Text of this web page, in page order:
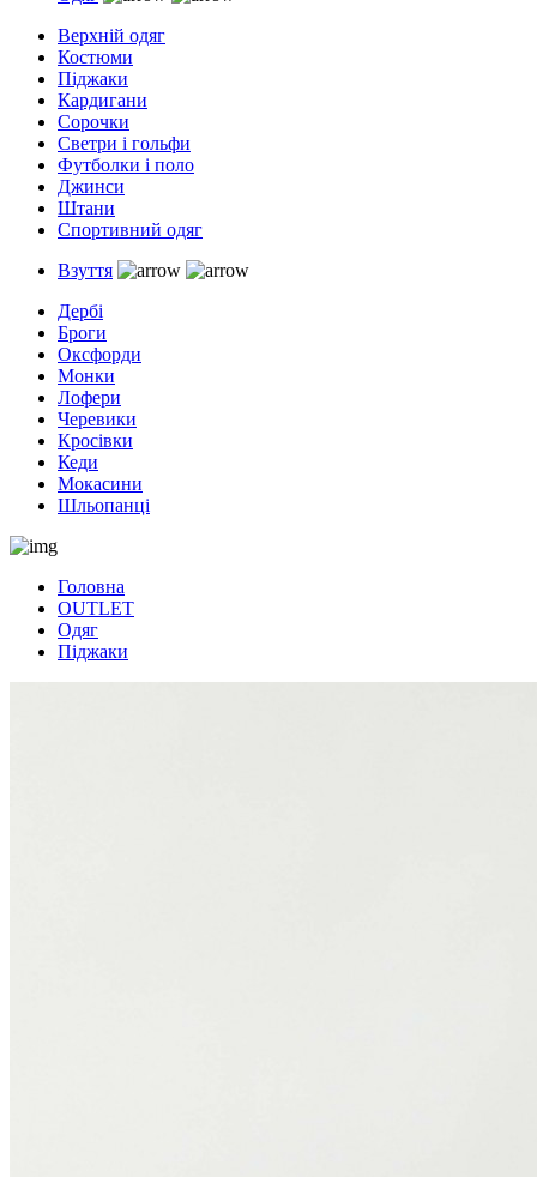
Верхній одяг
Костюми
Піджаки
Кардигани
Сорочки
Светри і гольфи
Футболки і поло
Джинси
Штани
Спортивний одяг
Взуття
Дербі
Броги
Оксфорди
Монки
Лофери
Черевики
Кросівки
Кеди
Мокасини
Шльопанці
Головна
OUTLET
Одяг
Піджаки